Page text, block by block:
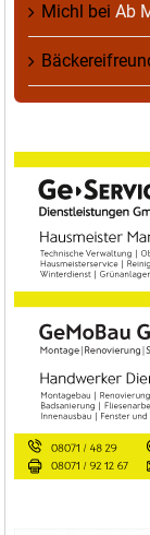
Michl bei Ab